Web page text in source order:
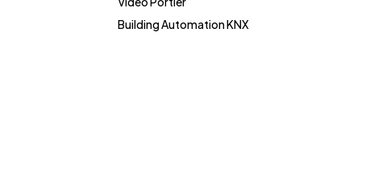
Building Automation KNX